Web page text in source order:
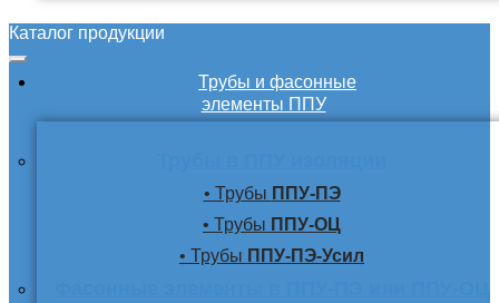
Каталог продукции
Трубы и фасонные
элементы ППУ
• Трубы ППУ-ПЭ
• Трубы ППУ-ОЦ
• Трубы ППУ-ПЭ-Усил